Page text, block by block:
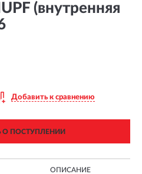
(внутренняя
Добавить к сравнению
О ПОСТУПЛЕНИИ
ОПИСАНИЕ